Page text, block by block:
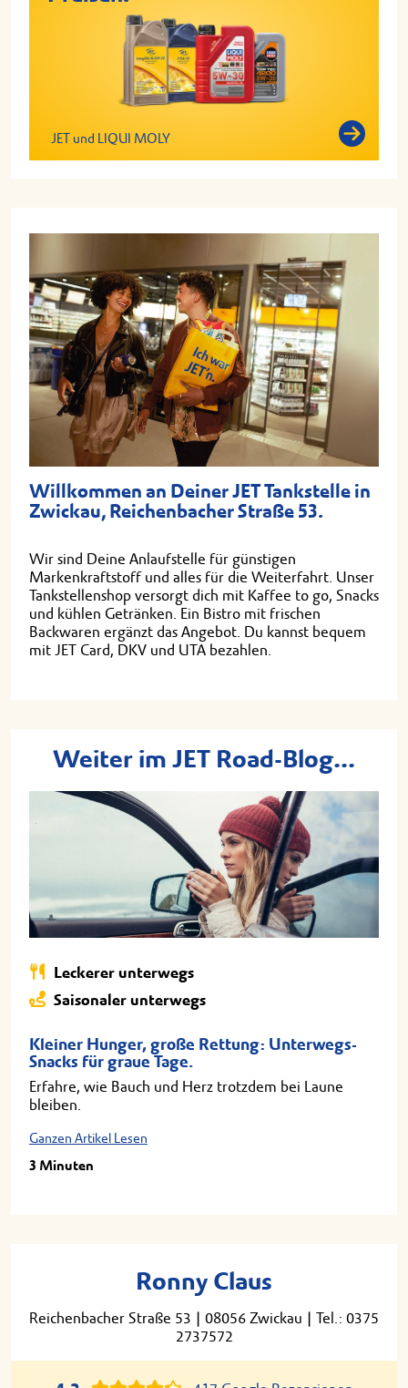
JET und LIQUI MOLY
Willkommen an Deiner JET Tankstelle in
Zwickau, Reichenbacher Straße 53.
Wir sind Deine Anlaufstelle für günstigen
Markenkraftstoff und alles für die Weiterfahrt. Unser
Tankstellenshop versorgt dich mit Kaffee to go, Snacks
und kühlen Getränken. Ein Bistro mit frischen
Backwaren ergänzt das Angebot. Du kannst bequem
mit JET Card, DKV und UTA bezahlen.
Weiter im JET Road-Blog...
Leckerer unterwegs
Saisonaler unterwegs
Kleiner Hunger, große Rettung: Unterwegs-
Snacks für graue Tage.
Erfahre, wie Bauch und Herz trotzdem bei Laune
bleiben.
Ganzen Artikel Lesen
3 Minuten
Ronny Claus
Reichenbacher Straße 53 | 08056 Zwickau | Tel.: 0375
2737572